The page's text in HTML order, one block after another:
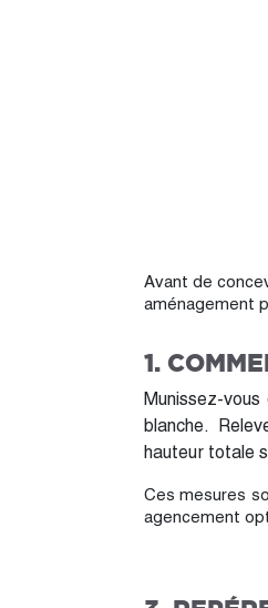
Avant de
aménagement
1.
Munissez-vous
blanche.
hauteur totale
Ces mesures
agencement